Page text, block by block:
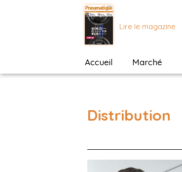
Lire le magazine
Accueil Marché
Distribution